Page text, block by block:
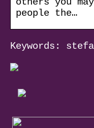
people the…
Keywords: